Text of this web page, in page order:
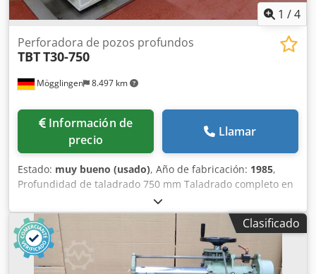
1 /4
Mögglingen 8.497 km
Perforadora de pozos profundos
TBTT30-750
Información de
precio
Llamar
Estado: muy bueno (usado), Año de fabricación: 1985,
Profundidad de taladrado 750 mm Taladrado completo en
acero aprox. 30 mm Velocidad máxima del husillo 5700
rpm Mesa de sujeción 1280 x 420 mm Mesa de
desplazamiento transversal Depósito de refrigerante
Diversos accesorios (brocas, casquillos) Chodoy N Ecpopfx
Altsa
Clasificado